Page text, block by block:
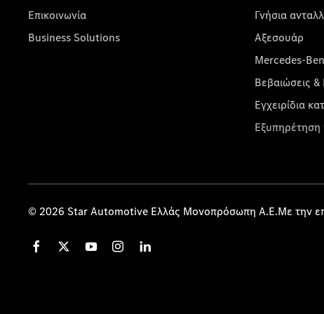
Επικοινωνία
Business Solutions
Γνήσια
Αξεσουάρ
Mercedes-
Βεβαιώσεις &
Εγχειρίδια
© 2026 Star Automotive Ελλάς Μονοπρόσωπη Α.Ε.Με την